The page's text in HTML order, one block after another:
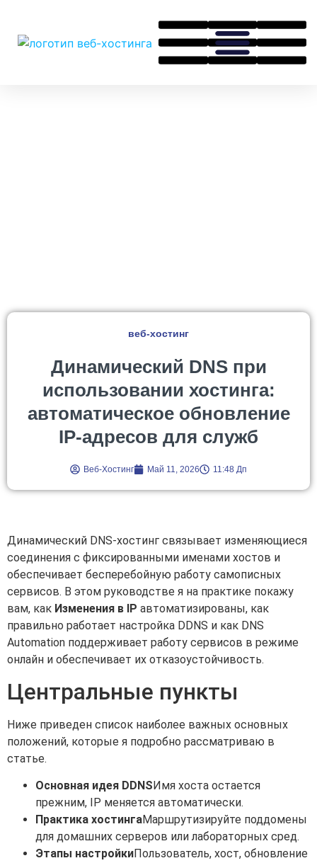
веб-хостинг
Динамический DNS при
использовании хостинга:
автоматическое обновление
IP-адресов для служб
Веб-Хостинг Май 11, 2026 11:48 Дп
Динамический DNS-хостинг связывает изменяющиеся
соединения с фиксированными именами хостов и
обеспечивает бесперебойную работу самописных
сервисов. В этом руководстве я на практике покажу
вам, как Изменения в IP автоматизированы, как
правильно работает настройка DDNS и как DNS
Automation поддерживает работу сервисов в режиме
онлайн и обеспечивает их отказоустойчивость.
Центральные пункты
Ниже приведен список наиболее важных основных
положений, которые я подробно рассматриваю в
статье.
Основная идея DDNS Имя хоста остается
прежним, IP меняется автоматически.
Практика хостингаМаршрутизируйте поддомены
для домашних серверов или лабораторных сред.
Этапы настройкиПользователь, хост, обновление